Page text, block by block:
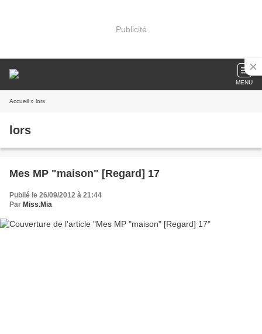
Publicité
MENU
Accueil » lors
lors
Mes MP "maison" [Regard] 17
Publié le 26/09/2012 à 21:44
Par Miss.Mia